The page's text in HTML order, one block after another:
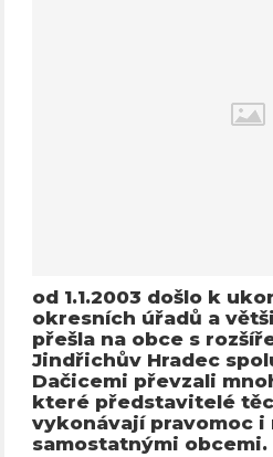
od 1.1.2003 došlo k
okresních úřadů a
přešla na obce s
Jindřichův Hradec
Dačicemi převzali
které představitelé
vykonávají pravomoc
samostatnými obcemi.